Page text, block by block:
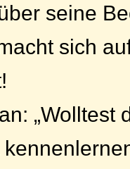
seine
sich
„Wolltest